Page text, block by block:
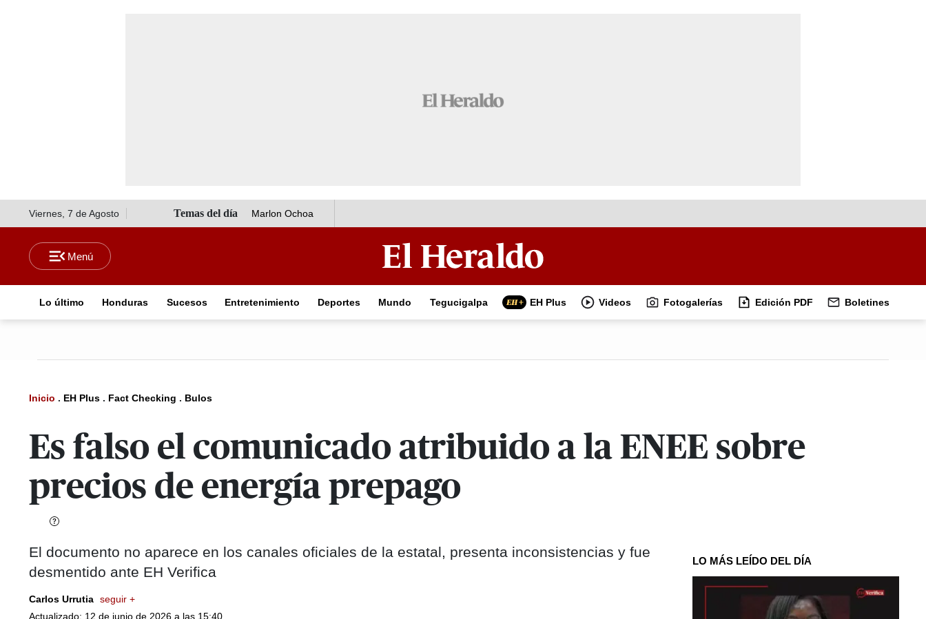
Viernes, 7 de Agosto Marlon Ochoa
Lo último Honduras Sucesos Entretenimiento Deportes Mundo Tegucigalpa EH Plus Videos Fotogalerías Edición PDF Boletines
Inicio . EH Plus . Fact Checking . Bulos
Es falso el comunicado atribuido a la ENEE sobre
precios de energía prepago
El documento no aparece en los canales oficiales de la estatal, presenta inconsistencias y fue
desmentido ante EH Verifica
Carlos Urrutia seguir +
Actualizado: 12 de junio de 2026 a las 15:40
LO MÁS LEÍDO DEL DÍA